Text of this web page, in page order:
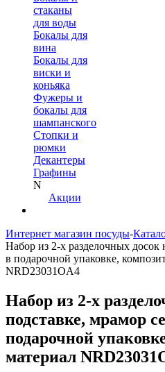
стаканы
для воды
Бокалы для
вина
Бокалы для
виски и
коньяка
Фужеры и
бокалы для
шампанского
Стопки и
рюмки
Декантеры
Графины
N
Акции
Интернет магазин посуды-
Набор из 2-х разделочных досок
в подарочной упаковке,
NRD23031OA4
Набор из 2-х
подставке, мрамор
подарочной
материал